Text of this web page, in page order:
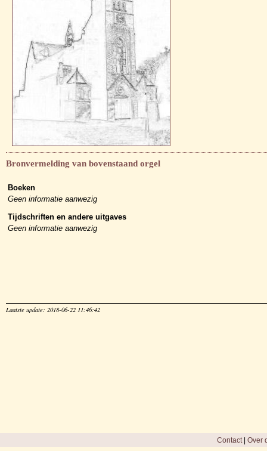
Bronvermelding van bovenstaand orgel
Boeken
Geen informatie aanwezig
Tijdschriften en andere uitgaves
Geen informatie aanwezig
Laatste update: 2018-06-22 11:46:42
Contact| Over